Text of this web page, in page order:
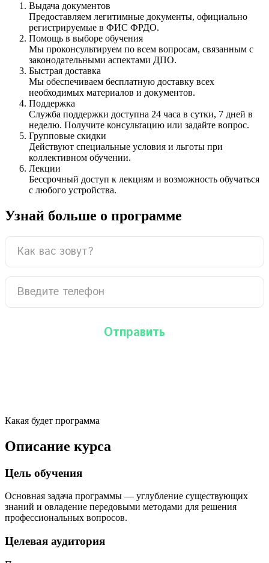
Выдача документов
Предоставляем легитимные документы, официально
регистрируемые в ФИС ФРДО.
Помощь в выборе обучения
Мы проконсультируем по всем вопросам, связанным с
законодательными аспектами ДПО.
Быстрая доставка
Мы обеспечиваем бесплатную доставку всех
необходимых материалов и документов.
Поддержка
Служба поддержки доступна 24 часа в сутки, 7 дней в
неделю. Получите консультацию или задайте вопрос.
Групповые скидки
Действуют специальные условия и льготы при
коллективном обучении.
Лекции
Бессрочный доступ к лекциям и возможность обучаться
с любого устройства.
Узнай больше о программе
Какая будет программа
Описание курса
Цель обучения
Основная задача программы — углубление существующих
знаний и овладение передовыми методами для решения
профессиональных вопросов.
Целевая аудитория